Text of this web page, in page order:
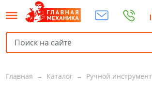
Главная Каталог Ручной инструмент